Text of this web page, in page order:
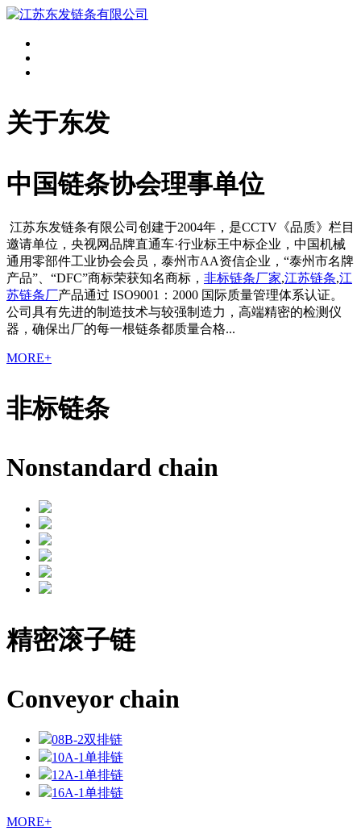
关于东发
中国链条协会理事单位
江苏东发链条有限公司创建于2004年，是CCTV《品质》栏目
邀请单位，央视网品牌直通车·行业标王中标企业，中国机械
通用零部件工业协会会员，泰州市AA资信企业，“泰州市名牌
产品”、“DFC”商标荣获知名商标， 非标链条厂家,江苏链条,江
苏链条厂产品通过 ISO9001：2000 国际质量管理体系认证。
公司具有先进的制造技术与较强制造力，高端精密的检测仪
器，确保出厂的每一根链条都质量合格...
MORE+
非标链条
Nonstandard chain
精密滚子链
Conveyor chain
08B-2双排链
10A-1单排链
12A-1单排链
16A-1单排链
MORE+